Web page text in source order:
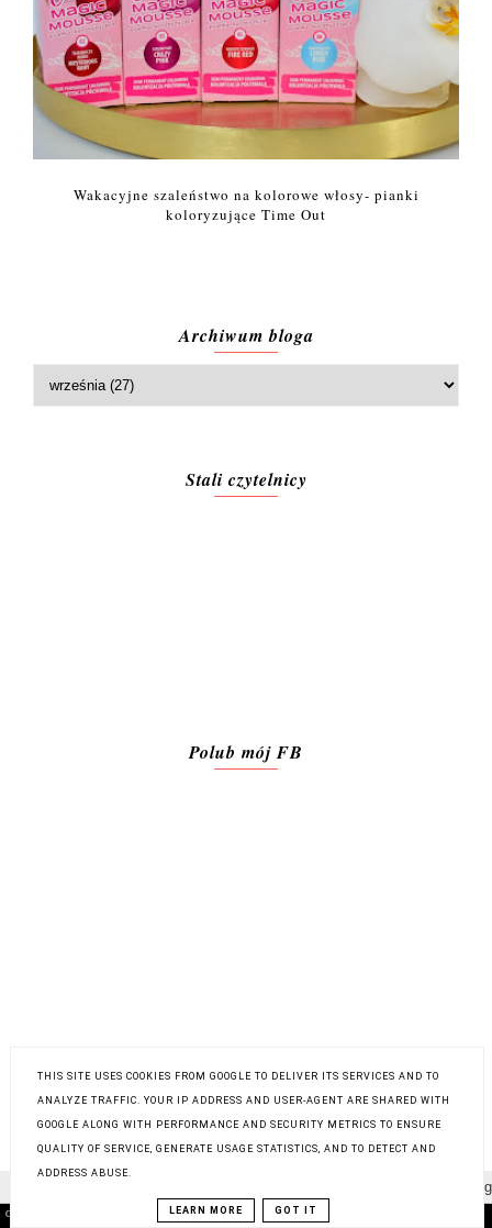
Wakacyjne szaleństwo na kolorowe włosy- pianki
koloryzujące Time Out
Archiwum bloga
Stali czytelnicy
Polub mój FB
COPYRIGHT © ANSZPI BLOG, BLOGGER
THIS SITE USES COOKIES FROM GOOGLE TO DELIVER ITS SERVICES AND TO
ANALYZE TRAFFIC. YOUR IP ADDRESS AND USER-AGENT ARE SHARED WITH
GOOGLE ALONG WITH PERFORMANCE AND SECURITY METRICS TO ENSURE
QUALITY OF SERVICE, GENERATE USAGE STATISTICS, AND TO DETECT AND
ADDRESS ABUSE.
LEARN MORE GOT IT